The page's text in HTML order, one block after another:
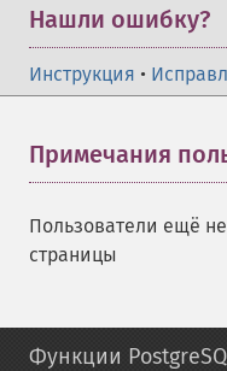
Нашли ошибку?
Инструкция •
Примечания
Пользователи ещё
страницы
Функции